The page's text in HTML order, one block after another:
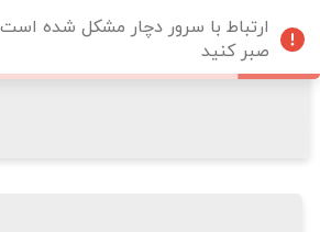
ارتباط با سرور دچار مشکل شده
صبر کنید